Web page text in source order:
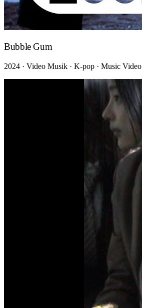
Bubble Gum
2024 · Video Musik · K-pop · Music Video